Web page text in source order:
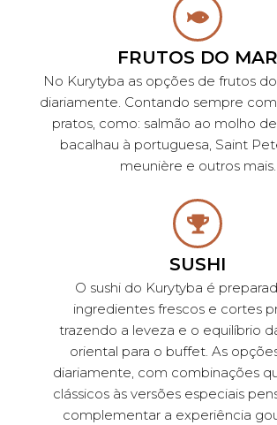
FRUTOS DO MAR
No Kurytyba as opções de frutos
diariamente. Contando sempre
pratos, como: salmão ao molho
bacalhau à portuguesa, Saint
meunière e outros mais.
SUSHI
O sushi do Kurytyba é
ingredientes frescos e cortes
trazendo a leveza e o equilíbrio
oriental para o buffet. As
diariamente, com combinações
clássicos às versões especiais
complementar a experiência